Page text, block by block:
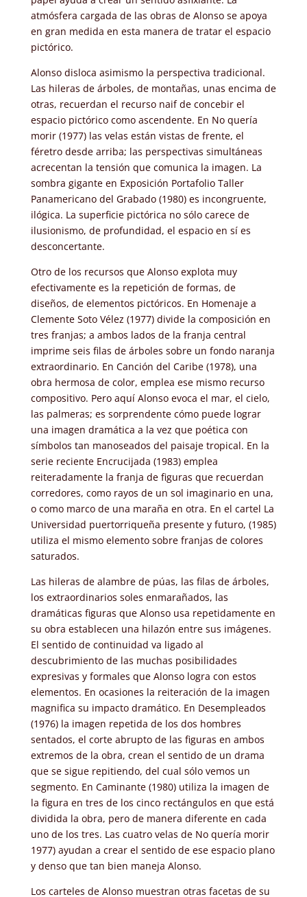
atmósfera cargada de las obras de Alonso se apoya
en gran medida en esta manera de tratar el espacio
pictórico.
Alonso disloca asimismo la perspectiva tradicional.
Las hileras de árboles, de montañas, unas encima de
otras, recuerdan el recurso naif de concebir el
espacio pictórico como ascendente. En No quería
morir (1977) las velas están vistas de frente, el
féretro desde arriba; las perspectivas simultáneas
acrecentan la tensión que comunica la imagen. La
sombra gigante en Exposición Portafolio Taller
Panamericano del Grabado (1980) es incongruente,
ilógica. La superficie pictórica no sólo carece de
ilusionismo, de profundidad, el espacio en sí es
desconcertante.
Otro de los recursos que Alonso explota muy
efectivamente es la repetición de formas, de
diseños, de elementos pictóricos. En Homenaje a
Clemente Soto Vélez (1977) divide la composición en
tres franjas; a ambos lados de la franja central
imprime seis filas de árboles sobre un fondo naranja
extraordinario. En Canción del Caribe (1978), una
obra hermosa de color, emplea ese mismo recurso
compositivo. Pero aquí Alonso evoca el mar, el cielo,
las palmeras; es sorprendente cómo puede lograr
una imagen dramática a la vez que poética con
símbolos tan manoseados del paisaje tropical. En la
serie reciente Encrucijada (1983) emplea
reiteradamente la franja de figuras que recuerdan
corredores, como rayos de un sol imaginario en una,
o como marco de una maraña en otra. En el cartel La
Universidad puertorriqueña presente y futuro, (1985)
utiliza el mismo elemento sobre franjas de colores
saturados.
Las hileras de alambre de púas, las filas de árboles,
los extraordinarios soles enmarañados, las
dramáticas figuras que Alonso usa repetidamente en
su obra establecen una hilazón entre sus imágenes.
El sentido de continuidad va ligado al
descubrimiento de las muchas posibilidades
expresivas y formales que Alonso logra con estos
elementos. En ocasiones la reiteración de la imagen
magnifica su impacto dramático. En Desempleados
(1976) la imagen repetida de los dos hombres
sentados, el corte abrupto de las figuras en ambos
extremos de la obra, crean el sentido de un drama
que se sigue repitiendo, del cual sólo vemos un
segmento. En Caminante (1980) utiliza la imagen de
la figura en tres de los cinco rectángulos en que está
dividida la obra, pero de manera diferente en cada
uno de los tres. Las cuatro velas de No quería morir
1977) ayudan a crear el sentido de ese espacio plano
y denso que tan bien maneja Alonso.
Los carteles de Alonso muestran otras facetas de su